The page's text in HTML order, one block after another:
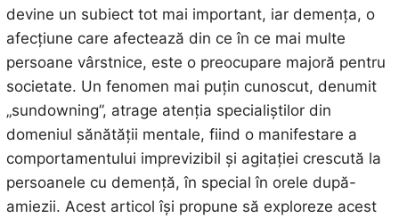
devine un subiect tot mai important, iar demența, o
afecțiune care afectează din ce în ce mai multe
persoane vârstnice, este o preocupare majoră pentru
societate. Un fenomen mai puțin cunoscut, denumit
„sundowning”, atrage atenția specialiștilor din
domeniul sănătății mentale, fiind o manifestare a
comportamentului imprevizibil și agitației crescută la
persoanele cu demență, în special în orele după-
amiezii. Acest articol își propune să exploreze acest